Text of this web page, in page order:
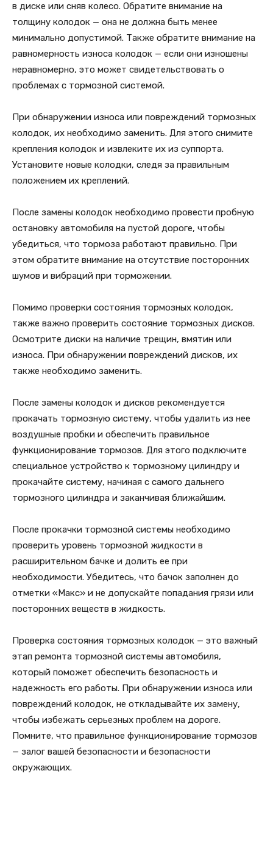
в диске или сняв колесо. Обратите внимание на
толщину колодок — она не должна быть менее
минимально допустимой. Также обратите внимание на
равномерность износа колодок — если они изношены
неравномерно, это может свидетельствовать о
проблемах с тормозной системой.
При обнаружении износа или повреждений тормозных
колодок, их необходимо заменить. Для этого снимите
крепления колодок и извлеките их из суппорта.
Установите новые колодки, следя за правильным
положением их креплений.
После замены колодок необходимо провести пробную
остановку автомобиля на пустой дороге, чтобы
убедиться, что тормоза работают правильно. При
этом обратите внимание на отсутствие посторонних
шумов и вибраций при торможении.
Помимо проверки состояния тормозных колодок,
также важно проверить состояние тормозных дисков.
Осмотрите диски на наличие трещин, вмятин или
износа. При обнаружении повреждений дисков, их
также необходимо заменить.
После замены колодок и дисков рекомендуется
прокачать тормозную систему, чтобы удалить из нее
воздушные пробки и обеспечить правильное
функционирование тормозов. Для этого подключите
специальное устройство к тормозному цилиндру и
прокачайте систему, начиная с самого дальнего
тормозного цилиндра и заканчивая ближайшим.
После прокачки тормозной системы необходимо
проверить уровень тормозной жидкости в
расширительном бачке и долить ее при
необходимости. Убедитесь, что бачок заполнен до
отметки «Макс» и не допускайте попадания грязи или
посторонних веществ в жидкость.
Проверка состояния тормозных колодок — это важный
этап ремонта тормозной системы автомобиля,
который поможет обеспечить безопасность и
надежность его работы. При обнаружении износа или
повреждений колодок, не откладывайте их замену,
чтобы избежать серьезных проблем на дороге.
Помните, что правильное функционирование тормозов
— залог вашей безопасности и безопасности
окружающих.